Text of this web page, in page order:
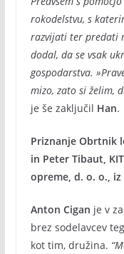
rokodelstvu, s
razvijati ter predati
dodal, da se vsak
gospodarstva.
mizo, zato si želim,
je še zaključil Han.
Priznanje Obrtnik
in Peter Tibaut,
opreme, d. o. o., iz
Anton Cigan je v
brez sodelavcev
kot tim, družina.